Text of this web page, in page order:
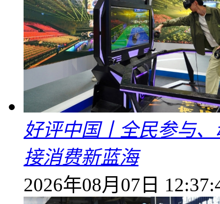
好评中国丨全民参与
接消费新蓝海
2026年08月07日